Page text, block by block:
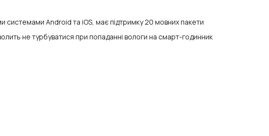
системами Android та iOS, має підтримку 20 мовних пакети
не турбуватися при попаданні вологи на смарт-годинник